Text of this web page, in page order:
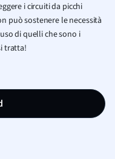
i circuiti da picchi
può sostenere le necessità
di quelli che sono i
tratta!